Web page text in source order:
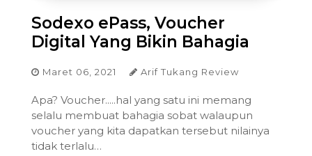
Sodexo ePass, Voucher
Digital Yang Bikin Bahagia
Maret 06, 2021 Arif Tukang Review
Apa? Voucher.....hal yang satu ini memang
selalu membuat bahagia sobat walaupun
voucher yang kita dapatkan tersebut nilainya
tidak terlalu…